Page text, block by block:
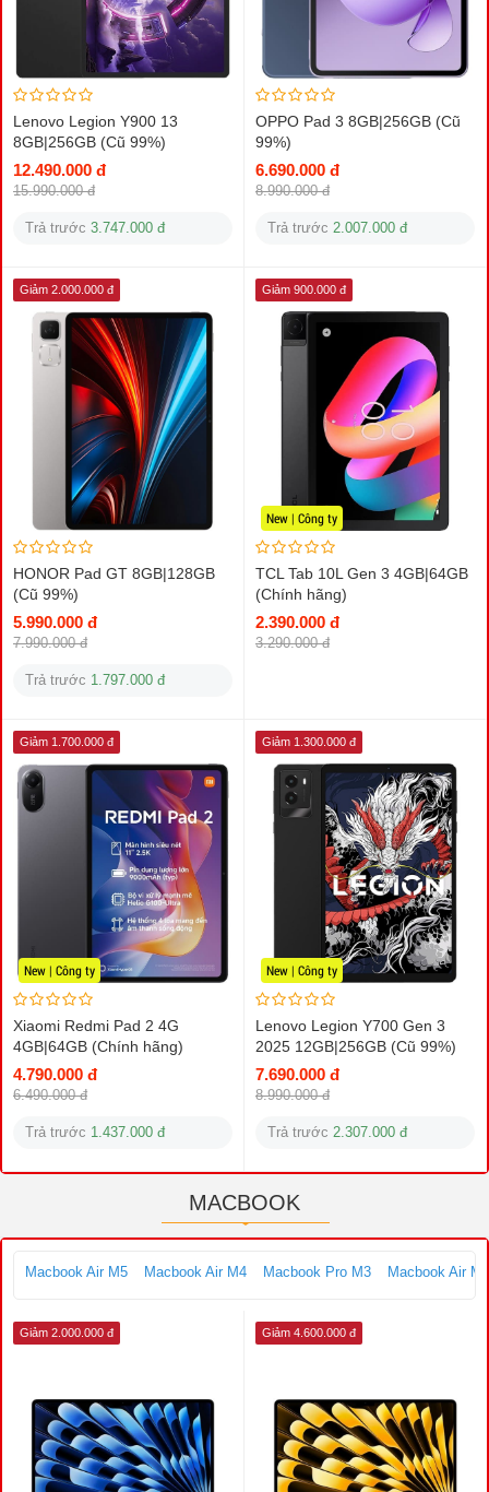
Lenovo Legion Y900 13
8GB|256GB (Cũ 99%)
12.490.000 đ
15.990.000 đ
Trả trước 3.747.000 đ
OPPO Pad 3 8GB|256GB (Cũ
99%)
6.690.000 đ
8.990.000 đ
Trả trước 2.007.000 đ
Giảm 2.000.000 đ
HONOR Pad GT 8GB|128GB
(Cũ 99%)
5.990.000 đ
7.990.000 đ
Trả trước 1.797.000 đ
New | Công ty
Giảm 900.000 đ
TCL Tab 10L Gen 3 4GB|64GB
(Chính hãng)
2.390.000 đ
3.290.000 đ
New | Công ty
Giảm 1.700.000 đ
Xiaomi Redmi Pad 2 4G
4GB|64GB (Chính hãng)
4.790.000 đ
6.490.000 đ
Trả trước 1.437.000 đ
New | Công ty
Giảm 1.300.000 đ
Lenovo Legion Y700 Gen 3
2025 12GB|256GB (Cũ 99%)
7.690.000 đ
8.990.000 đ
Trả trước 2.307.000 đ
MACBOOK
Macbook Air M5 Macbook Air M4 Macbook Pro M3 Macbook Air M3
Giảm 2.000.000 đ Giảm 4.600.000 đ